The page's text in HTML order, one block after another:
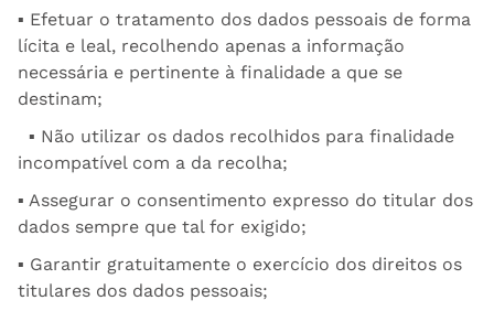
▪ Efetuar o tratamento dos dados pessoais de forma
lícita e leal, recolhendo apenas a informação
necessária e pertinente à finalidade a que se
destinam;
▪ Não utilizar os dados recolhidos para finalidade
incompatível com a da recolha;
▪ Assegurar o consentimento expresso do titular dos
dados sempre que tal for exigido;
▪ Garantir gratuitamente o exercício dos direitos os
titulares dos dados pessoais;